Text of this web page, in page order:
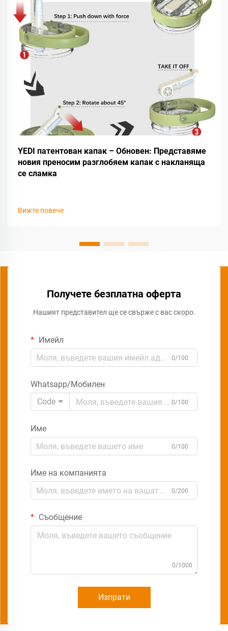
YEDI патентован капак – Обновен: Представяме
новия преносим разглобяем капак с накланяща
се сламка
Вижте повече
Получете безплатна оферта
Нашият представител ще се свърже с вас скоро.
Имейл
0/100
Whatsapp/Мобилен
Code
0/100
Име
0/100
Име на компанията
0/200
Съобщение
0/1000
Изпрати